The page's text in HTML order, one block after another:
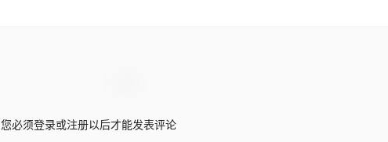
您必须登录或注册以后才能发表评论